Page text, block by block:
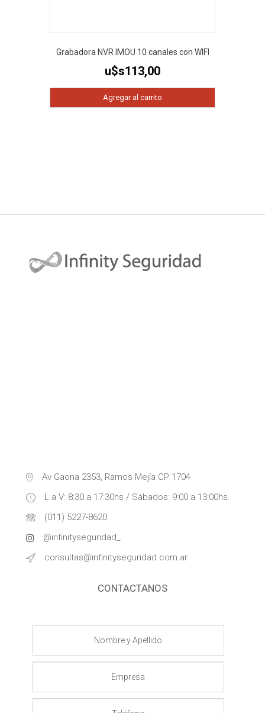
Grabadora NVR IMOU 10 canales con WIFI
u$s113,00
Agregar al carrito
CONTACTANOS
Apellido
Av Gaona 2353, Ramos Mejía CP 1704
L a V: 8:30 a 17:30hs / Sábados: 9:00 a 13:00hs.
(011) 5227-8620
@infinityseguridad_
consultas@infinityseguridad.com.ar